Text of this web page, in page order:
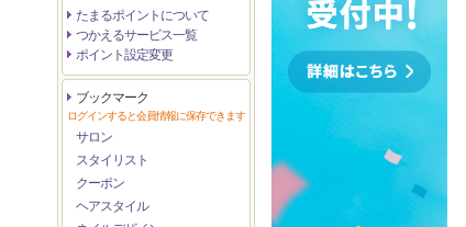
たまるポイントについて
つかえるサービス一覧
ポイント設定変更
ブックマーク
ログインすると会員情報に保存できます
サロン
スタイリスト
クーポン
ヘアスタイル